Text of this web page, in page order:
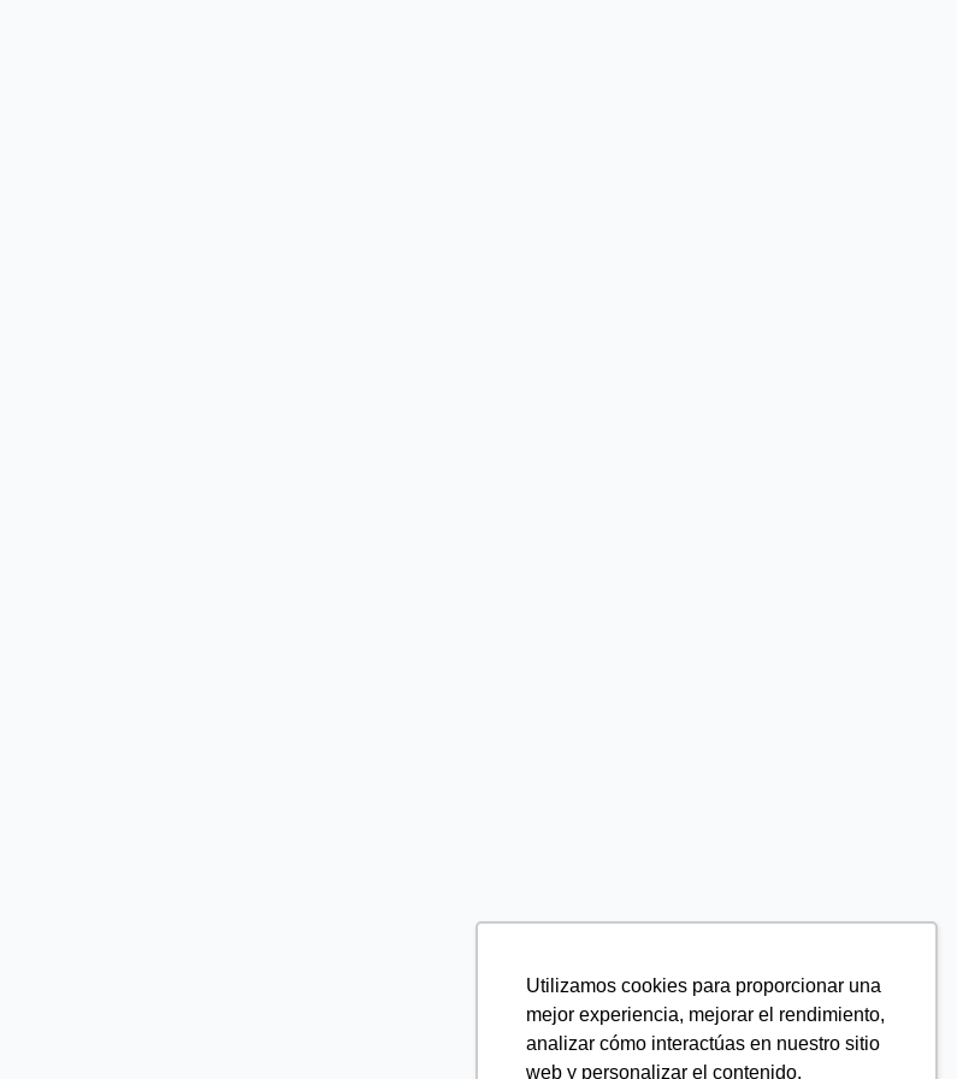
Utilizamos cookies para proporcionar una
mejor experiencia, mejorar el rendimiento,
analizar cómo interactúas en nuestro sitio
web y personalizar el contenido.